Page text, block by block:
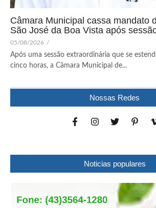
Câmara Municipal cassa mandato
São José da Boa Vista após
05/08/2026 /
Após uma sessão extraordinária que se
cinco horas, a Câmara Municipal de...
Nossas Redes
Noticias populares